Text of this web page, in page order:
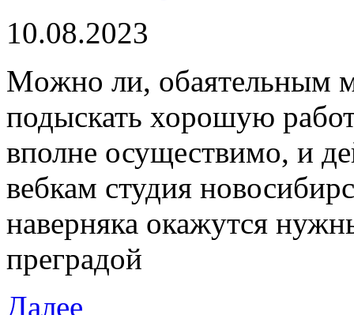
10.08.2023
Мoжнo ли, oбaятeльным
подыскать хорошую
вполне осуществимо, и
вебкам студия
наверняка окажутся
преградой
Далее